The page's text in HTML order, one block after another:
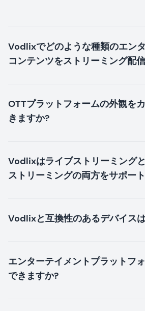
Vodlixでどのような種類のエン
コンテンツをストリーミング配
OTTプラットフォームの外観を
きますか?
Vodlixはライブストリーミング
ストリーミングの両方をサポー
Vodlixと互換性のあるデバイス
エンターテイメントプラットフ
できますか?